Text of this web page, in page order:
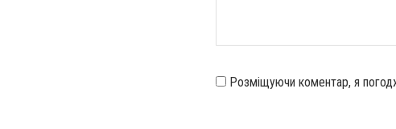
Розміщуючи коментар, я